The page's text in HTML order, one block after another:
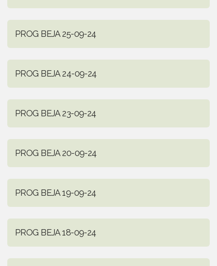
PROG BEJA 25-09-24
PROG BEJA 24-09-24
PROG BEJA 23-09-24
PROG BEJA 20-09-24
PROG BEJA 19-09-24
PROG BEJA 18-09-24